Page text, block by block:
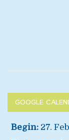
GOOGLE
Begin: 27.